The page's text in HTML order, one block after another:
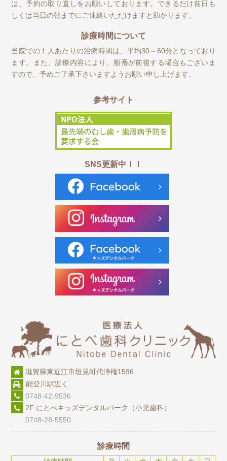
は、予約の取り直しをお願いしております。できるだけ前日も
しくは当日の朝までにご連絡いただけますと助かります。
診療時間について
当院での１人あたりの治療時間は、平均30～60分となっており
ます。また、診療内容により、順番が前後する場合もございま
すので、予めご了承下さいますようお願い申し上げます。
参考サイト
SNS更新中！！
滋賀県東近江市垣見町代浄権1596
能登川駅近く
0748-42-9536
2F にとべキッズデンタルパーク（小児歯科）
0748-28-5550
診療時間